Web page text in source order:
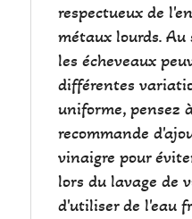
respectueux de
métaux lourds.
les écheveaux
différentes
uniforme, pensez
recommande
vinaigre pour
lors du lavage de
d'utiliser de l'eau